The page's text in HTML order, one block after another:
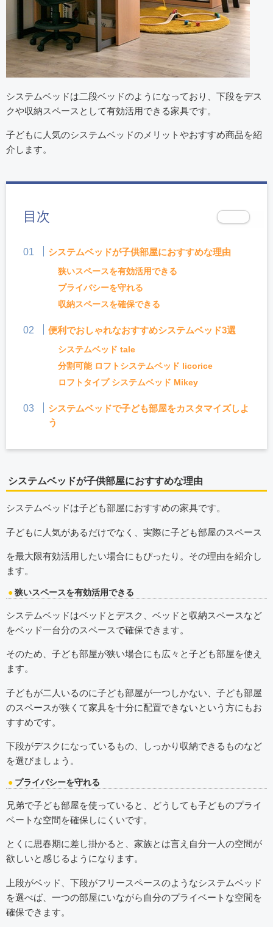
システムベッドは二段ベッドのようになっており、下段をデス
クや収納スペースとして有効活用できる家具です。
子どもに人気のシステムベッドのメリットやおすすめ商品を紹
介します。
目次
システムベッドが子供部屋におすすめな理由
狭いスペースを有効活用できる
プライバシーを守れる
収納スペースを確保できる
便利でおしゃれなおすすめシステムベッド3選
システムベッド tale
分割可能 ロフトシステムベッド licorice
ロフトタイプ システムベッド Mikey
システムベッドで子ども部屋をカスタマイズしよ
う
システムベッドが子供部屋におすすめな理由
システムベッドは子ども部屋におすすめの家具です。
子どもに人気があるだけでなく、実際に子ども部屋のスペース
を最大限有効活用したい場合にもぴったり。その理由を紹介し
ます。
狭いスペースを有効活用できる
システムベッドはベッドとデスク、ベッドと収納スペースなど
をベッド一台分のスペースで確保できます。
そのため、子ども部屋が狭い場合にも広々と子ども部屋を使え
ます。
子どもが二人いるのに子ども部屋が一つしかない、子ども部屋
のスペースが狭くて家具を十分に配置できないという方にもお
すすめです。
下段がデスクになっているもの、しっかり収納できるものなど
を選びましょう。
プライバシーを守れる
兄弟で子ども部屋を使っていると、どうしても子どものプライ
ベートな空間を確保しにくいです。
とくに思春期に差し掛かると、家族とは言え自分一人の空間が
欲しいと感じるようになります。
上段がベッド、下段がフリースペースのようなシステムベッド
を選べば、一つの部屋にいながら自分のプライベートな空間を
確保できます。